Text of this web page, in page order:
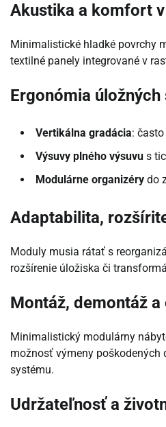
Akustika a komfort
Minimalistické hladké povrchy
textilné panely integrované v
Ergonómia
Vertikálna gradácia:
Výsuvy plného výsuvu s
Modulárne organizéry do
Adaptabilita,
Moduly musia rátať s
rozšírenie úložiska či
Montáž, demontáž
Minimalistický modulárny
možnosť výmeny poškodených
systému.
Udržateľnosť a